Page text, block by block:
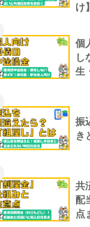
け】
個
し
生
振
き
共
配
点